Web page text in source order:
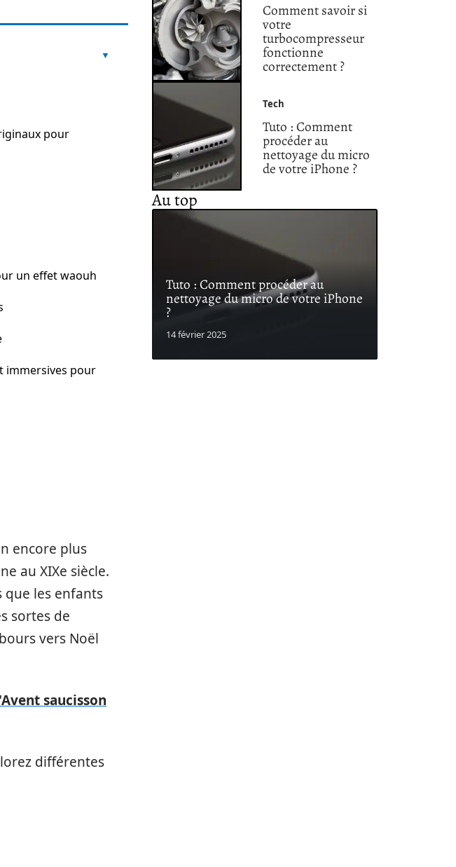
pour
un effet waouh
immersives pour
encore plus
au XIXe siècle.
que les enfants
sortes de
vers Noël
saucisson
différentes
Comment savoir si
votre
turbocompresseur
fonctionne
correctement ?
Tech
Tuto : Comment
procéder au
nettoyage du micro
de votre iPhone ?
Au top
Tuto : Comment procéder au
nettoyage du micro de votre iPhone
?
14 février 2025